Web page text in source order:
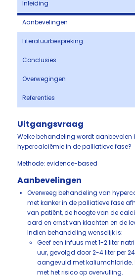
Inleiding
Aanbevelingen
Literatuurbespreking
Conclusies
Overwegingen
Referenties
Uitgangsvraag
Welke behandeling wordt aanbevolen
hypercalciëmie in de palliatieve fase?
Methode: evidence-based
Aanbevelingen
Overweeg behandeling van
met kanker in de palliatieve fase
van patiënt, de hoogte van de
aard en ernst van klachten en de
Indien behandeling wenselijk is:
Geef een infuus met 1-2 liter
uur, gevolgd door 2-4 liter per
aangevuld met kaliumchloride.
met het risico op overvulling.